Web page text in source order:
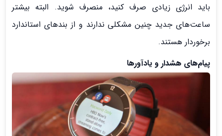
باید انرژی زیادی صرف کنید، منصرف شوید. البته بیشتر
ساعت‌های جدید چنین مشکلی ندارند و از بندهای استاندارد
برخوردار هستند.
پیام‌های هشدار و یادآورها